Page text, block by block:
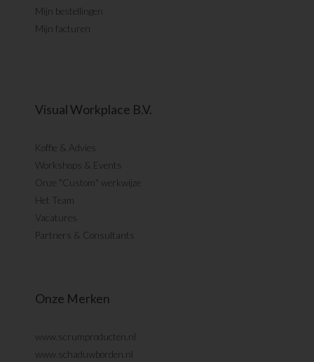
Mijn bestellingen
Mijn facturen
Visual Workplace B.V.
Koffie & Advies
Workshops & Events
Onze "Custom" werkwijze
Het Team
Vacatures
Partners & Consultants
Onze Merken
www.scrumproducten.nl
www.schaduwborden.nl